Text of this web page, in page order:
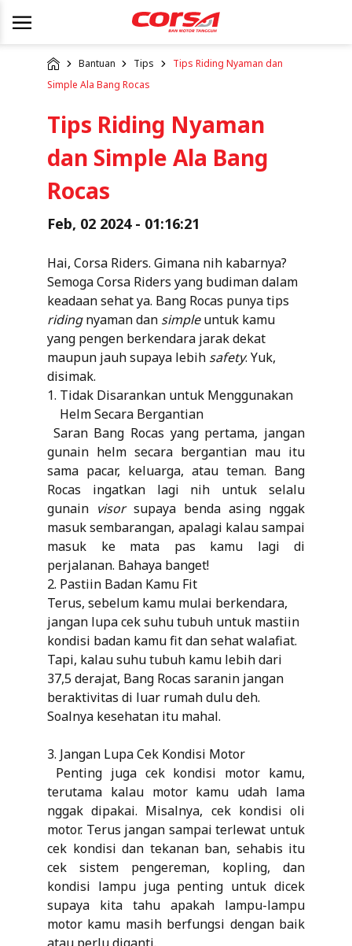
Bantuan Tips
Tips Riding Nyaman dan
Simple Ala Bang Rocas
Tips Riding Nyaman
dan Simple Ala Bang
Rocas
Feb, 02 2024 - 01:16:21
Hai, Corsa Riders. Gimana nih kabarnya?
Semoga Corsa Riders yang budiman dalam
keadaan sehat ya. Bang Rocas punya tips
ridingnyaman dan simpleuntuk kamu
yang pengen berkendara jarak dekat
maupun jauh supaya lebih safety. Yuk,
disimak.
Tidak Disarankan untuk Menggunakan
Helm Secara Bergantian
Saran Bang Rocas yang pertama, jangan
gunain helm secara bergantian mau itu
sama pacar, keluarga, atau teman. Bang
Rocas ingatkan lagi nih untuk selalu
gunain visorsupaya benda asing nggak
masuk sembarangan, apalagi kalau sampai
masuk ke mata pas kamu lagi di
perjalanan. Bahaya banget!
2. Pastiin Badan Kamu Fit
Terus, sebelum kamu mulai berkendara,
jangan lupa cek suhu tubuh untuk mastiin
kondisi badan kamu fit dan sehat walafiat.
Tapi, kalau suhu tubuh kamu lebih dari
37,5 derajat, Bang Rocas saranin jangan
beraktivitas di luar rumah dulu deh.
Soalnya kesehatan itu mahal.
3. Jangan Lupa Cek Kondisi Motor
Penting juga cek kondisi motor kamu,
terutama kalau motor kamu udah lama
nggak dipakai. Misalnya, cek kondisi oli
motor. Terus jangan sampai terlewat untuk
cek kondisi dan tekanan ban, sehabis itu
cek sistem pengereman, kopling, dan
kondisi lampu juga penting untuk dicek
supaya kita tahu apakah lampu-lampu
motor kamu masih berfungsi dengan baik